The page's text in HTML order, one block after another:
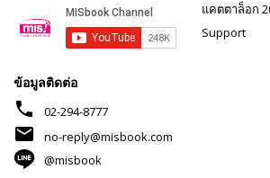
แคตตาล็อก
Support
ข้อมูลติดต่อ
phone 02-294-8777
mail
no-reply@misbook.com
@misbook